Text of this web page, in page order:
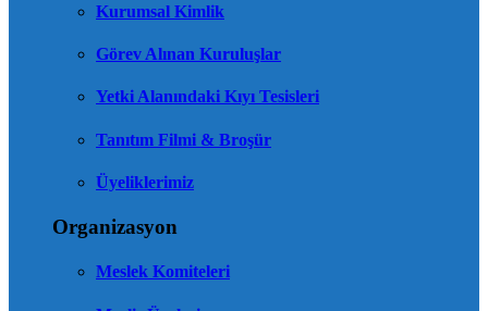
Kurumsal Kimlik
Görev Alınan Kuruluşlar
Yetki Alanındaki Kıyı Tesisleri
Tanıtım Filmi & Broşür
Üyeliklerimiz
Organizasyon
Meslek Komiteleri